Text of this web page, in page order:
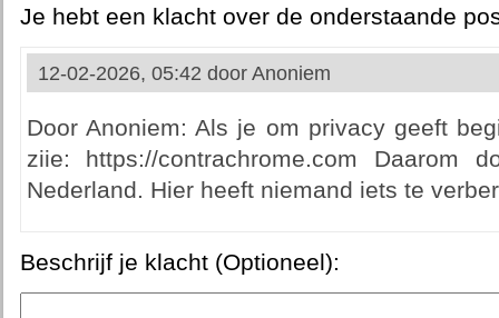
Je hebt een klacht over de onderstaande
12-02-2026, 05:42 door Anoniem
Door Anoniem: Als je om privacy geeft
ziie: https://contrachrome.com Daarom
Nederland. Hier heeft niemand iets te
Beschrijf je klacht (Optioneel):